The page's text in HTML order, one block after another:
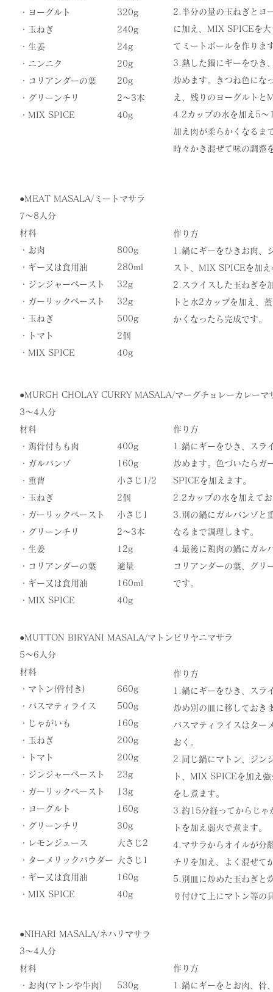
・ヨーグルト
・玉ねぎ
・生姜
・ニンニク
・コリアンダーの葉
・グリーンチリ
​・MIX SPICE
320g
240g
24g
20g
20g
2〜3本
​40g
​2.半分の量の玉ねぎとヨ
に加え、MIX SPICEを
てミートボールを作りま
3.熱した鍋にギーをひき
炒めます。きつね色にな
え、残りのヨーグルト
4.2カップの水を加え5〜
加え肉が柔らかくなるま
時々かき混ぜて味の調整
●​MEAT MASALA/ミートマサラ
7〜8人分
材料
・お肉
・ギー又は食用油
・ジンジャーペースト
・ガーリックペースト
・玉ねぎ
・トマト
​・MIX SPICE
800g
280ml
32g
32g
500g
2個
​40g
作り方
1.鍋にギーをひきお肉、
スト、MIX SPICEを加
2.スライスした玉ねぎを
トと水2カップを加え、
かくなったら完成です。
●​MURGH CHOLAY CURRY MASALA/マーグチョレーカレーマ
3〜4人分
材料
・鶏骨付もも肉
・ガルバンゾ
・重曹
・玉ねぎ
・ガーリックペースト
・グリーンチリ
・生姜
・コリアンダーの葉
・ギー又は食用油
​・MIX SPICE
400g
160g
小さじ1/2
2個
小さじ1
2〜3本
12g
適量
160ml
​40g
作り方
1.鍋にギーをひき、スラ
炒めます。色づいたらガ
SPICEを加えます。
2.2カップの水を加えて
3.別の鍋にガルバンゾと
なるまで調理します。
​4.最後に鶏肉の鍋にガル
コリアンダーの葉、グリ
です。
●​MUTTON BIRYANI MASALA/マトンビリヤニマサラ
5〜6人分
材料
・マトン(骨付き)
・バスマティライス
・じゃがいも
・玉ねぎ
・トマト
・ジンジャーペースト
・ガーリックペースト
・ヨーグルト
・グリーンチリ
・レモンジュース
・ターメリックパウダー
・ギー又は食用油
​・MIX SPICE
660g
500g
160g
200g
200g
23g
13g
160g
30g
​大さじ2
大さじ1
160g
​40g
作り方
1.鍋にギーをひき、スラ
炒め別の皿に移しておき
バスマティライスはター
おく。
2.同じ鍋にマトン、ジン
ト、MIX SPICEを加え
をし煮ます。
3.約15分経ってからじゃ
トを加え弱火で煮ます。
4.マサラからオイルが分
チリを加え、よく混ぜて
5.別皿に炒めた玉ねぎと
り付けて上にマトン等の
●NIHARI MASALA/ネハリマサラ
3〜4人分
材料
・お肉(マトンや牛肉)
530g
作り方
​1.鍋にギーをとお肉、骨